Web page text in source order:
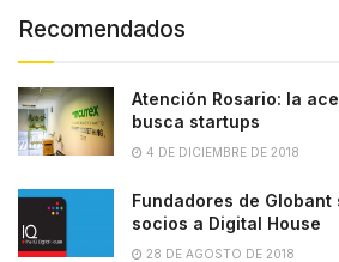
Recomendados
Atención Rosario: la
busca startups
4 DE DICIEMBRE DE 2018
Fundadores de Globant
socios a Digital House
28 DE AGOSTO DE 2018